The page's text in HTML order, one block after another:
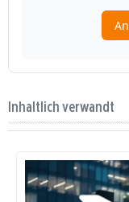
Inhaltlich verwandt